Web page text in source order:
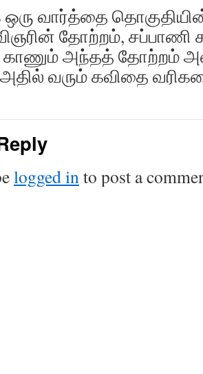
ஒரு வார்த்தை
தோற்றம், சப்பாணி
காணும் அந்தத் தோற்றம்
வரும் கவிதை
logged into post a